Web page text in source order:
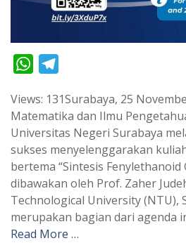
W
a
t
A
p
p
e
r
a
m
Views: 131Surabaya, 25
Matematika dan Ilmu
Universitas Negeri Surabaya
sukses menyelenggarakan
bertema “Sintesis Fenylethanoid
dibawakan oleh Prof. Zaher
Technological University (NTU),
merupakan bagian dari agenda
Read More …